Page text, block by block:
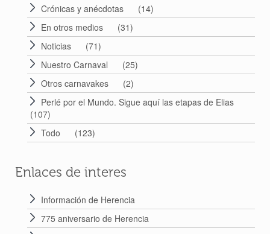
Crónicas y anécdotas
(14)
En otros medios
(31)
Noticias
(71)
Nuestro Carnaval
(25)
Otros carnavakes
(2)
Perlé por el Mundo. Sigue aquí las etapas de Elias
(107)
Todo
(123)
Enlaces de interes
Información de Herencia
775 aniversario de Herencia